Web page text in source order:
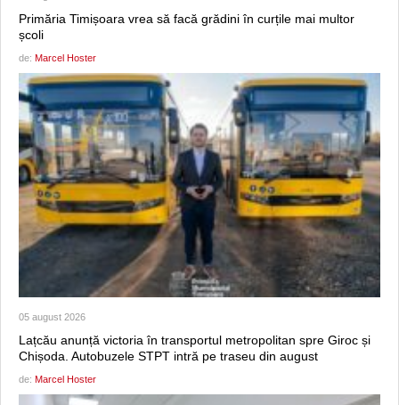
Primăria Timișoara vrea să facă grădini în curțile mai multor
școli
de: Marcel Hoster
05 august 2026
Lațcău anunță victoria în transportul metropolitan spre Giroc și
Chișoda. Autobuzele STPT intră pe traseu din august
de: Marcel Hoster